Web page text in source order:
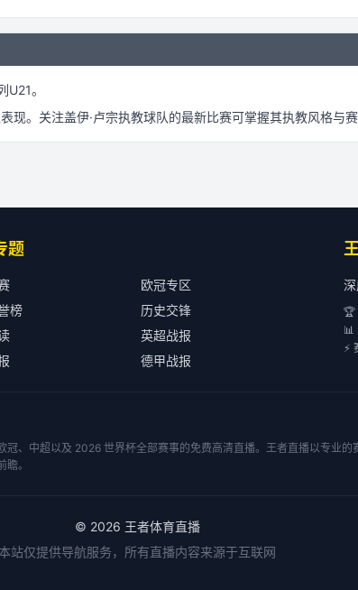
U21。
现。关注盖伊·卢宗执教球队的最新比赛可掌握其执教风格与赛
题
欧冠专区
榜
历史交锋
英超战报
德甲战报
🏆
📊
⚡
、中超以及 2026 世界杯全部赛事的免费高清直播。王者直播以专业
。
© 2026 王者体育直播
本站仅提供导航服务，所有直播内容来源于互联网